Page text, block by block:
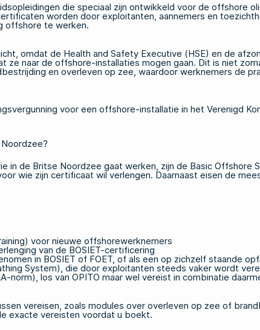
die speciaal zijn ontwikkeld voor de offshore
worden door exploitanten, aannemers en
offshore te werken.
omdat de Health and Safety Executive (HSE) en de
naar de offshore-installaties mogen gaan. Dit is niet
en overleven op zee, waardoor werknemers de
voor een offshore-installatie in het Verenigd
in de Britse Noordzee gaat werken, zijn de Basic Offshore
wie zijn certificaat wil verlengen. Daarnaast eisen de
voor nieuwe offshorewerknemers
van de BOSIET-certificering
in BOSIET of FOET, of als een op zichzelf staande
System), die door exploitanten steeds vaker wordt
norm), los van OPITO maar wel vereist in combinatie
vereisen, zoals modules over overleven op zee of
exacte vereisten voordat u boekt.